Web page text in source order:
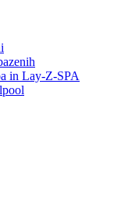
in Lay-Z-SPA